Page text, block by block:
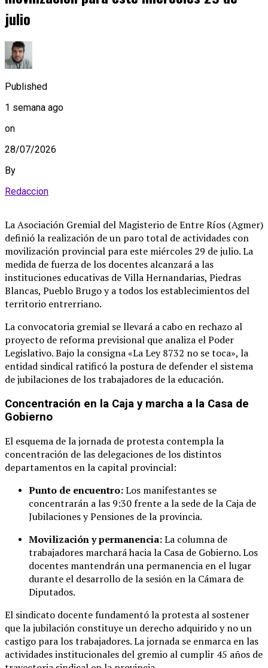
julio
Published
1 semana ago
on
28/07/2026
By
Redaccion
La Asociación Gremial del Magisterio de Entre Ríos (Agmer)
definió la realización de un paro total de actividades con
movilización provincial para este miércoles 29 de julio. La
medida de fuerza de los docentes alcanzará a las
instituciones educativas de Villa Hernandarias, Piedras
Blancas, Pueblo Brugo y a todos los establecimientos del
territorio entrerriano.
La convocatoria gremial se llevará a cabo en rechazo al
proyecto de reforma previsional que analiza el Poder
Legislativo. Bajo la consigna «La Ley 8732 no se toca», la
entidad sindical ratificó la postura de defender el sistema
de jubilaciones de los trabajadores de la educación.
Concentración en la Caja y marcha a la Casa de
Gobierno
El esquema de la jornada de protesta contempla la
concentración de las delegaciones de los distintos
departamentos en la capital provincial:
Punto de encuentro:Los manifestantes se
concentrarán a las 9:30 frente a la sede de la Caja de
Jubilaciones y Pensiones de la provincia.
Movilización y permanencia:La columna de
trabajadores marchará hacia la Casa de Gobierno. Los
docentes mantendrán una permanencia en el lugar
durante el desarrollo de la sesión en la Cámara de
Diputados.
El sindicato docente fundamentó la protesta al sostener
que la jubilación constituye un derecho adquirido y no un
castigo para los trabajadores. La jornada se enmarca en las
actividades institucionales del gremio al cumplir 45 años de